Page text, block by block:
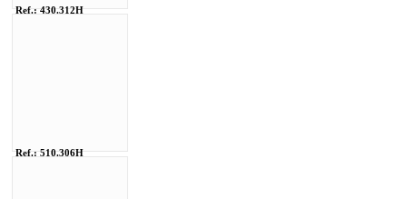
Ref.: 430.312H
Ref.: 510.306H